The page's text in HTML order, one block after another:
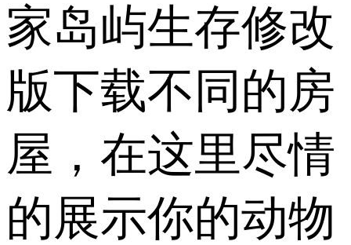
家岛屿生存修改
版下载不同的房
屋，在这里尽情
的展示你的动物